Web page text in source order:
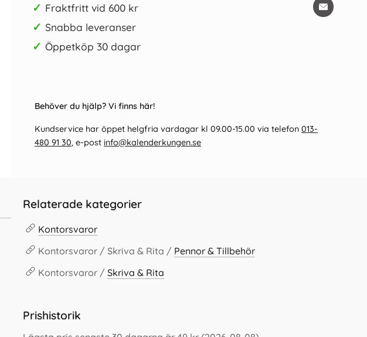
✓ Fraktfritt vid 600 kr
✓ Snabba leveranser
✓ Öppetköp 30 dagar
Behöver du hjälp? Vi finns här!
Kundservice har öppet helgfria vardagar kl 09.00-15.00 via telefon 013-
480 91 30, e-post info@kalenderkungen.se
Relaterade kategorier
Kontorsvaror
Kontorsvaror / Skriva & Rita / Pennor & Tillbehör
Kontorsvaror / Skriva & Rita
Prishistorik